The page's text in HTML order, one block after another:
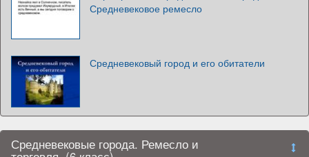
Средневековое ремесло
Средневековый город и его обитатели
Средневековые города. Ремесло и